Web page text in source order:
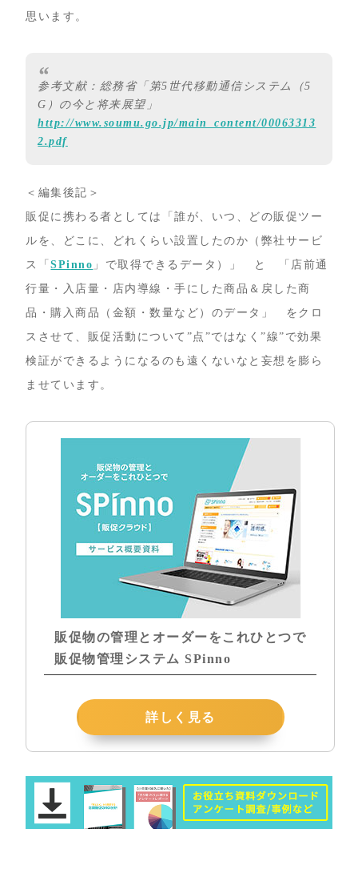
思います。
参考文献：総務省「第5世代移動通信システム（5
G）の今と将来展望」
http://www.soumu.go.jp/main_content/00063313
2.pdf
＜編集後記＞
販促に携わる者としては「誰が、いつ、どの販促ツー
ルを、どこに、どれくらい設置したのか（弊社サービ
ス「SPinno 」で取得できるデータ）」 と 「店前通
行量・入店量・店内導線・手にした商品＆戻した商
品・購入商品（金額・数量など）のデータ」 をクロ
スさせて、販促活動について”点”ではなく”線”で効果
検証ができるようになるのも遠くないなと妄想を膨ら
ませています。
販促物の管理とオーダーをこれひとつで
販促物管理システム SPinno
詳しく見る